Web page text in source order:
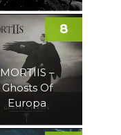
MORTIIS –
Ghosts Of
Europa
8